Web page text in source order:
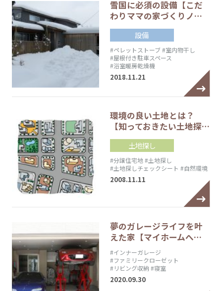
雪国に必須の設備【こだ
わりママの家づくりノ…
設備
#ペレットストーブ#室内物干し
#屋根付き駐車スペース
#浴室暖房乾燥機
2018.11.21
環境の良い土地とは？
【知っておきたい土地探…
土地探し
#分譲住宅地#土地探し
#土地探しチェックシート #自然環境
2008.11.11
夢のガレージライフを叶
えた家【マイホームへ…
#インナーガレージ
#ファミリークローゼット
#リビング収納 #寝室
2020.09.30